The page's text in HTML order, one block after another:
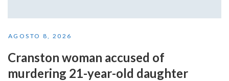
AGOSTO 8, 2026
Cranston woman accused of
murdering 21-year-old daughter